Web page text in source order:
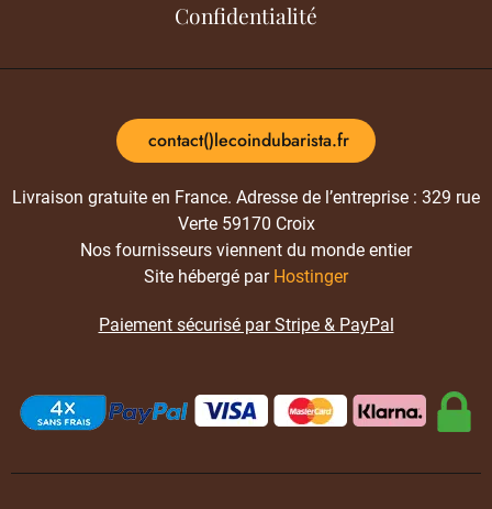
Confidentialité
contact()lecoindubarista.fr
Livraison gratuite en France. Adresse de l’entreprise : 329 rue
Verte 59170 Croix
Nos fournisseurs viennent du monde entier
Site hébergé par Hostinger
Paiement sécurisé par Stripe & PayPal